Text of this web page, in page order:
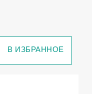
В ИЗБРАННОЕ